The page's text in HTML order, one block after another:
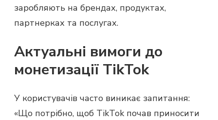
заробляють на брендах, продуктах,
партнерках та послугах.
Актуальні вимоги до
монетизації TikTok
У користувачів часто виникає запитання:
«Що потрібно, щоб TikTok почав приносити